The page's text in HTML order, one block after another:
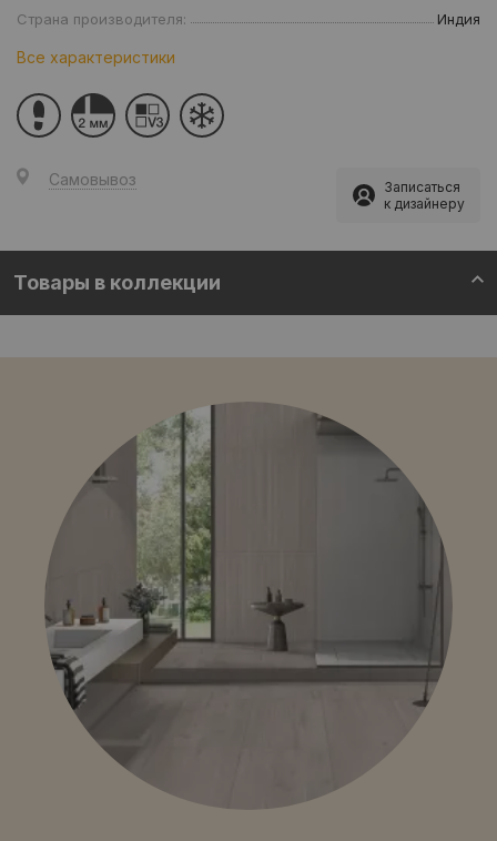
Страна производителя: Индия
Все характеристики
Самовывоз
Записаться
к дизайнеру
Товары в коллекции